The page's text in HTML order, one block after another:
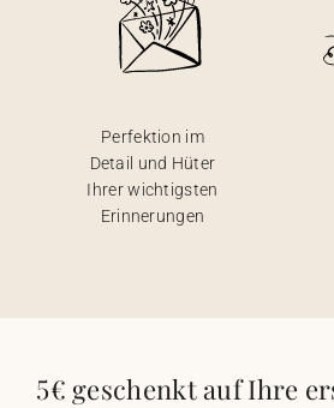
Perfektion im
Detail und Hüter
Ihrer wichtigsten
Erinnerungen
5€ geschenkt auf Ihre